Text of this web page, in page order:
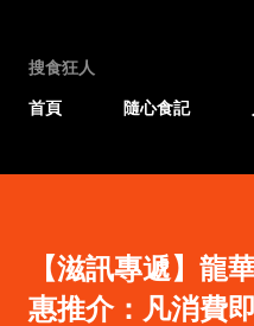
搜食狂人
首頁
隨心食記
【滋訊專遞】龍
惠推介：凡消費